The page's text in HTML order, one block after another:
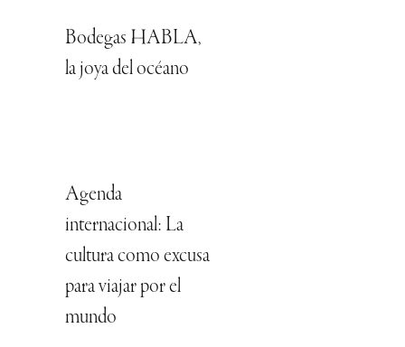
Bodegas HABLA,
la joya del océano
Agenda
internacional: La
cultura como excusa
para viajar por el
mundo